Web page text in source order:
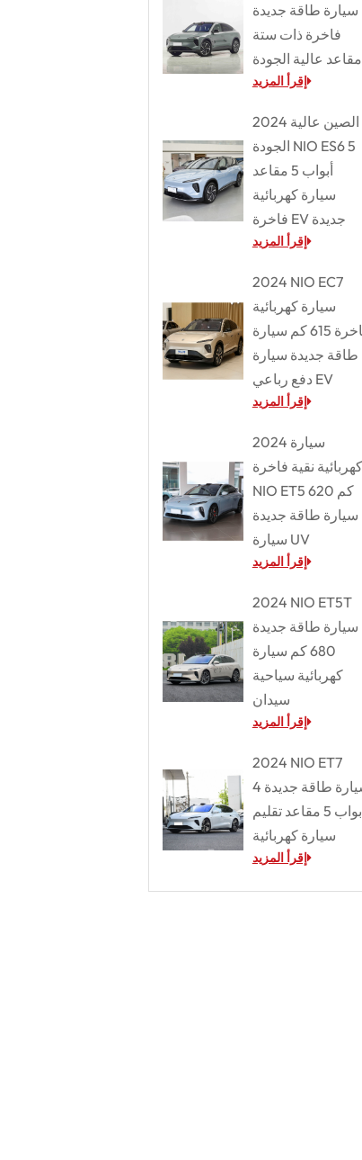
سيارة طاقة جديدة
فاخرة ذات ستة
مقاعد عالية الجودة
إقرأ المزيد
2024 الصين عالية
الجودة NIO ES6 5
أبواب 5 مقاعد
سيارة كهربائية
فاخرة EV جديدة
إقرأ المزيد
2024 NIO EC7
سيارة كهربائية
فاخرة 615 كم سيارة
طاقة جديدة سيارة
دفع رباعي EV
إقرأ المزيد
2024 سيارة
كهربائية نقية فاخرة
NIO ET5 620 كم
سيارة طاقة جديدة
سيارة UV
إقرأ المزيد
2024 NIO ET5T
سيارة طاقة جديدة
680 كم سيارة
كهربائية سياحية
سيدان
إقرأ المزيد
2024 NIO ET7
سيارة طاقة جديدة 4
أبواب 5 مقاعد تقليم
سيارة كهربائية
إقرأ المزيد